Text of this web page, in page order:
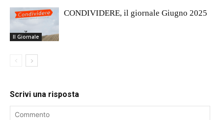
Il Giornale
CONDIVIDERE, il giornale Giugno 2025
Scrivi una risposta